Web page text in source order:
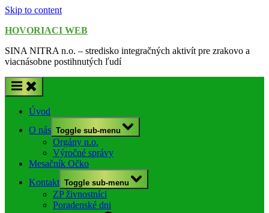
Skip to content
HOVORIACI WEB
SINA NITRA n.o. – stredisko integračných aktivít pre zrakovo a
viacnásobne postihnutých ľudí
Úvod
O nás Toggle sub-menu
Orgány n.o.
Výročné správy
Mesačník Očko
Kontakt Toggle sub-menu
ZP živnostníci
Poradenské dni